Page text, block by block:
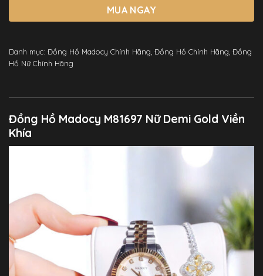
MUA NGAY
Danh mục: Đồng Hồ Madocy Chính Hãng, Đồng Hồ Chính Hãng, Đồng
Hồ Nữ Chính Hãng
Đồng Hồ Madocy M81697 Nữ Demi Gold Viền
Khía